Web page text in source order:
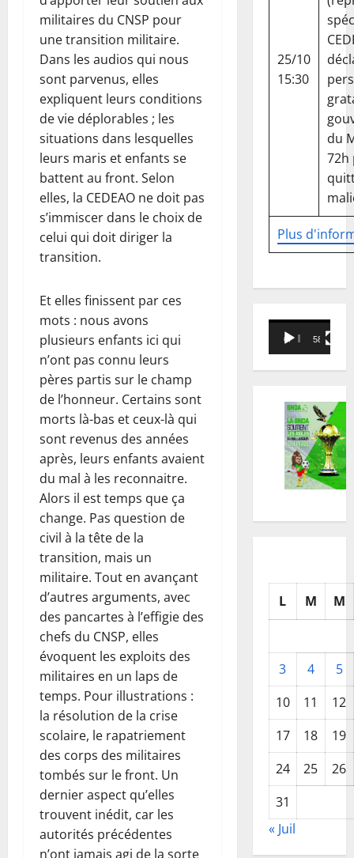
militaires du CNSP pour
une transition militaire.
Dans les audios qui nous
sont parvenus, elles
expliquent leurs conditions
de vie déplorables ; les
situations dans lesquelles
leurs maris et enfants se
battent au front. Selon
elles, la CEDEAO ne doit pas
s’immiscer dans le choix de
celui qui doit diriger la
transition.
Et elles finissent par ces
mots : nous avons
plusieurs enfants ici qui
n’ont pas connu leurs
pères partis sur le champ
de l’honneur. Certains sont
morts là-bas et ceux-là qui
sont revenus des années
après, leurs enfants avaient
du mal à les reconnaitre.
Alors il est temps que ça
change. Pas question de
civil à la tête de la
transition, mais un
militaire. Tout en avançant
d’autres arguments, avec
des pancartes à l’effigie des
chefs du CNSP, elles
évoquent les exploits des
militaires en un laps de
temps. Pour illustrations :
la résolution de la crise
scolaire, le rapatriement
des corps des militaires
tombés sur le front. Un
dernier aspect qu’elles
trouvent inédit, car les
autorités précédentes
n’ont jamais agi de la sorte
Plus
25/10
15:30
du
72h
Lecteur
vidéo
00:00 58:18
L M M
3 4
5
10
11
12
17
18
19
24
25
26
31
« Juil